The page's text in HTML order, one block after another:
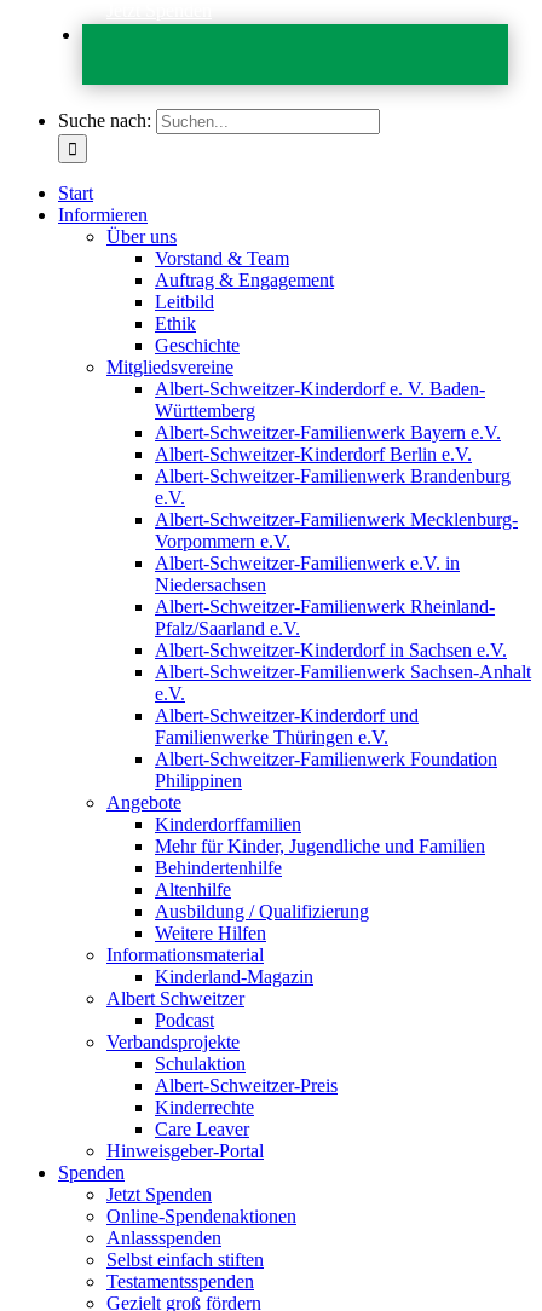
Suche nach:
Start
Informieren
Über uns
Vorstand & Team
Auftrag & Engagement
Leitbild
Ethik
Geschichte
Mitgliedsvereine
Albert-Schweitzer-Kinderdorf e. V. Baden-
Württemberg
Albert-Schweitzer-Familienwerk Bayern e.V.
Albert-Schweitzer-Kinderdorf Berlin e.V.
Albert-Schweitzer-Familienwerk Brandenburg
e.V.
Albert-Schweitzer-Familienwerk Mecklenburg-
Vorpommern e.V.
Albert-Schweitzer-Familienwerk e.V. in
Niedersachsen
Albert-Schweitzer-Familienwerk Rheinland-
Pfalz/Saarland e.V.
Albert-Schweitzer-Kinderdorf in Sachsen e.V.
Albert-Schweitzer-Familienwerk Sachsen-Anhalt
e.V.
Albert-Schweitzer-Kinderdorf und
Familienwerke Thüringen e.V.
Albert-Schweitzer-Familienwerk Foundation
Philippinen
Angebote
Kinderdorffamilien
Mehr für Kinder, Jugendliche und Familien
Behindertenhilfe
Altenhilfe
Ausbildung / Qualifizierung
Weitere Hilfen
Informationsmaterial
Kinderland-Magazin
Albert Schweitzer
Podcast
Verbandsprojekte
Schulaktion
Albert-Schweitzer-Preis
Kinderrechte
Care Leaver
Hinweisgeber-Portal
Spenden
Jetzt Spenden
Online-Spendenaktionen
Anlassspenden
Selbst einfach stiften
Testamentsspenden
Gezielt groß fördern